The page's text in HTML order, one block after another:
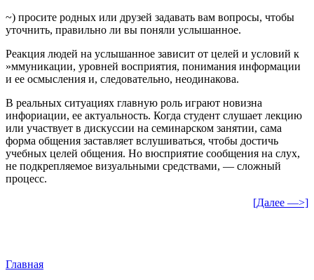
~) просите родных или друзей задавать вам вопросы, чтобы
уточнить, правильно ли вы поняли услышанное.
Реакция людей на услышанное зависит от целей и условий к
»ммуникации, уровней восприятия, понимания информации
и ее осмысления и, следовательно, неодинакова.
В реальных ситуациях главную роль играют новизна
инфориации, ее актуальность. Когда студент слушает лекцию
или участвует в дискуссии на семинарском занятии, сама
форма общения заставляет вслушиваться, чтобы достичь
учебных целей общения. Но вюсприятие сообщения на слух,
не подкрепляемое визуальными средствами, — сложный
процесс.
[Далее —>]
Главная